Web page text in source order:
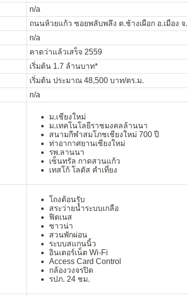
n/a
ถนนห้วยแก้ว ซอยพลับพลึง ต.ช้างเผือก อ.เมือง จ
n/a
คาดว่าแล้วเสร็จ 2559
เริ่มต้น 1.7 ล้านบาท*
เริ่มต้น ประมาณ 48,500 บาท/ตร.ม.
n/a
ม.เชียงใหม่
ม.เทคโนโลยีราชมงคลล้านนา
สนามกีฬาสมโภชเชียงใหม่ 700 ปี
ท่าอากาศยานเชียงใหม่
รพ.ลานนา
เซ็นทรัล กาดสวนแก้ว
เทสโก้ โลตัส คำเที่ยง
โถงต้อนรับ
สระว่ายน้ำระบบเกลือ
ฟิตเนส
ซาวน่า
สวนพักผ่อน
ระบบสแกนนิ้ว
อินเตอร์เน็ต Wi-Fi
Access Card Control
กล้องวงจรปิด
รปภ. 24 ชม.